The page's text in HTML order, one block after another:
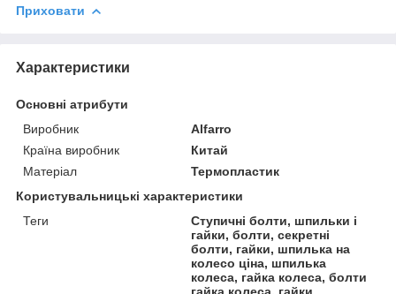
Приховати
Характеристики
Основні атрибути
Виробник
Alfarro
Країна виробник
Китай
Матеріал
Термопластик
Користувальницькі характеристики
Теги
Ступичні болти, шпильки і
гайки, болти, секретні
болти, гайки, шпилька на
колесо ціна, шпилька
колеса, гайка колеса, болти
гайка колеса, гайки